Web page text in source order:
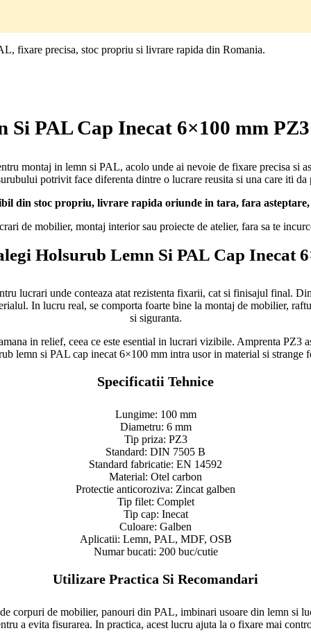
fixare precisa, stoc propriu si livrare rapida din Romania.
Si PAL Cap Inecat 6×100 mm
montaj in lemn si PAL, acolo unde ai nevoie de fixare precisa si
potrivit face diferenta dintre o lucrare reusita si una care iti da
din stoc propriu, livrare rapida oriunde in tara, fara
de mobilier, montaj interior sau proiecte de atelier, fara sa te
Holsurub Lemn Si PAL Cap Inecat
lucrari unde conteaza atat rezistenta fixarii, cat si finisajul final.
In lucru real, se comporta foarte bine la montaj de mobilier,
si siguranta.
in relief, ceea ce este esential in lucrari vizibile. Amprenta PZ3
lemn si PAL cap inecat 6×100 mm intra usor in material si strange
Specificatii Tehnice
Lungime: 100 mm
Diametru: 6 mm
Tip priza: PZ3
Standard: DIN 7505 B
Standard fabricatie: EN 14592
Material: Otel carbon
Protectie anticoroziva: Zincat galben
Tip filet: Complet
Tip cap: Inecat
Culoare: Galben
Aplicatii: Lemn, PAL, MDF, OSB
Numar bucati: 200 buc/cutie
Utilizare Practica Si Recomandari
corpuri de mobilier, panouri din PAL, imbinari usoare din lemn si
a evita fisurarea. In practica, acest lucru ajuta la o fixare mai